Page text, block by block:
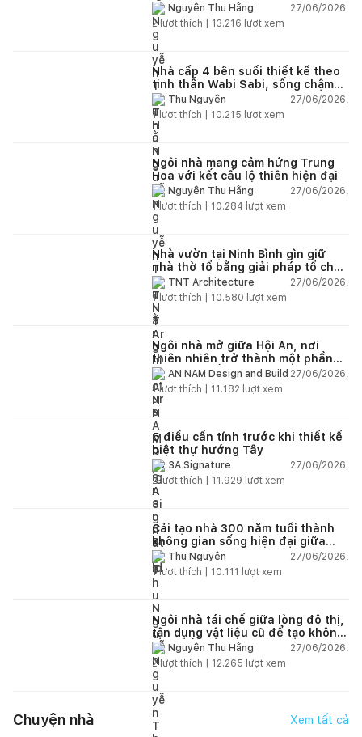
Nguyễn Thu Hằng
27/06/2026,
2lượt thích | 13.216 lượt xem
Nhà cấp 4 bên suối thiết kế theo
tinh thần Wabi Sabi, sống chậm
giữa thiên nhiên
Thu Nguyễn
27/06/2026,
1lượt thích | 10.215 lượt xem
Ngôi nhà mang cảm hứng Trung
Hoa với kết cấu lộ thiên hiện đại
Nguyễn Thu Hằng
27/06/2026,
1lượt thích | 10.284 lượt xem
Nhà vườn tại Ninh Bình gìn giữ
nhà thờ tổ bằng giải pháp tổ chức
lại không gian
TNT Architecture
27/06/2026,
1lượt thích | 10.580 lượt xem
Ngôi nhà mở giữa Hội An, nơi
thiên nhiên trở thành một phần
của cuộc sống
AN NAM Design and Build 27/06/2026,
1lượt thích | 11.182 lượt xem
5 điều cần tính trước khi thiết kế
biệt thự hướng Tây
3A Signature
27/06/2026,
2lượt thích | 11.929 lượt xem
Cải tạo nhà 300 năm tuổi thành
không gian sống hiện đại giữa
thiên nhiên
Thu Nguyễn
27/06/2026,
1lượt thích | 10.111 lượt xem
Ngôi nhà tái chế giữa lòng đô thị,
tận dụng vật liệu cũ để tạo không
gian sống linh hoạt
Nguyễn Thu Hằng
27/06/2026,
2lượt thích | 12.265 lượt xem
Chuyện nhà Xem tất cả